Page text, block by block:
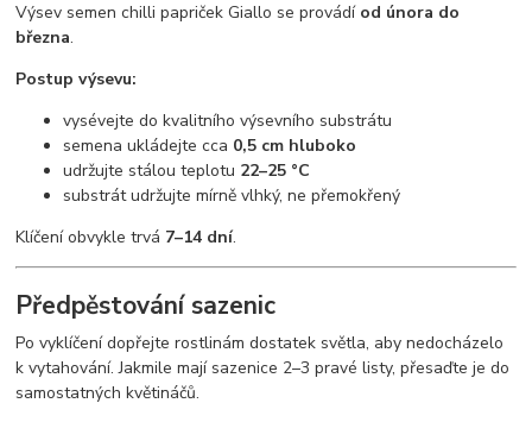
Výsev semen chilli papriček Giallo se provádí od února do
března.
Postup výsevu:
vysévejte do kvalitního výsevního substrátu
semena ukládejte cca 0,5 cm hluboko
udržujte stálou teplotu 22–25 °C
substrát udržujte mírně vlhký, ne přemokřený
Klíčení obvykle trvá 7–14 dní.
Předpěstování sazenic
Po vyklíčení dopřejte rostlinám dostatek světla, aby nedocházelo
k vytahování. Jakmile mají sazenice 2–3 pravé listy, přesaďte je do
samostatných květináčů.